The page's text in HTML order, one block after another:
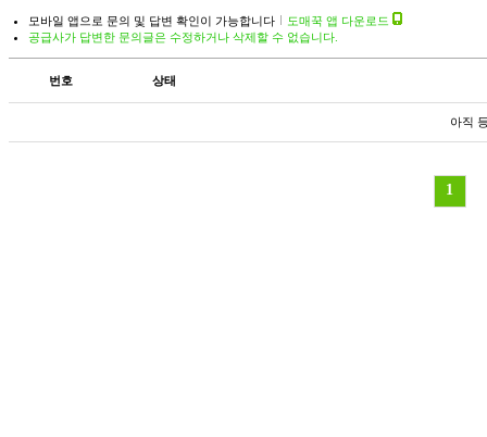
모바일 앱으로 문의 및 답변 확인이 가능합니다
도매꾹 앱 다운로드
공급사가 답변한 문의글은 수정하거나 삭제할 수 없습니다.
번호 상태
아직
1